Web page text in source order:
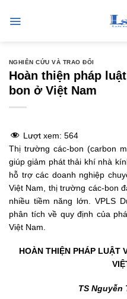
NGHIÊN CỨU VÀ TRAO ĐỔI
Hoàn thiện pháp
bon ở Việt Nam
Lượt xem: 564
Thị trường các-bon (carbon
giúp giảm phát thải khí nhà
hỗ trợ các doanh nghiệp
Việt Nam, thị trường các-bon
nhiều tiềm năng lớn. VPLS
phân tích về quy định của
Việt Nam.
HOÀN THIỆN PHÁP LUẬT
TS Nguyễn